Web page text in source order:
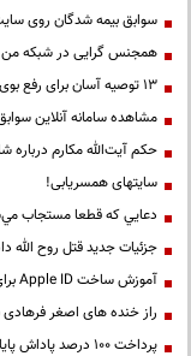
سوابق بیمه شدگان روی
همجنس گرایی در شبکه من
13 توصیه آسان برای رفع بوی بد دهان
مشاهده سامانه آنلاين
حكم آيت‌الله مكارم درباره
سایتهای همسریابی!
دعايي كه قطعا مستجاب
جزئیات جدید قتل روح الله
آموزش ساخت Apple ID برای کاربران ایرانی
راز خنده های اصغر
پرداخت ۱۰۰ درصد پاداش پایان خدمت فرهنگیان